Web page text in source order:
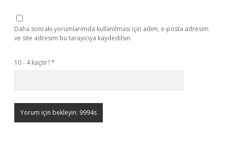
Daha sonraki yorumlarımda kullanılması için adım, e-posta adresim
ve site adresim bu tarayıcıya kaydedilsin.
10 - 4 kaçtır?*